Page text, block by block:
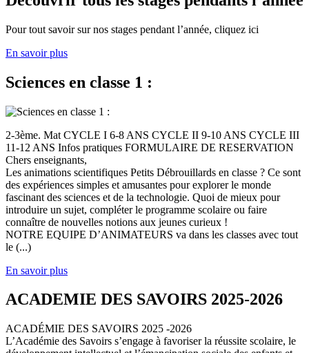
Pour tout savoir sur nos stages pendant l’année, cliquez ici
En savoir plus
Sciences en classe 1 :
2-3ème. Mat CYCLE I 6-8 ANS CYCLE II 9-10 ANS CYCLE III
11-12 ANS Infos pratiques FORMULAIRE DE RESERVATION
Chers enseignants,
Les animations scientifiques Petits Débrouillards en classe ? Ce sont
des expériences simples et amusantes pour explorer le monde
fascinant des sciences et de la technologie. Quoi de mieux pour
introduire un sujet, compléter le programme scolaire ou faire
connaître de nouvelles notions aux jeunes curieux !
NOTRE EQUIPE D’ANIMATEURS va dans les classes avec tout
le (...)
En savoir plus
ACADEMIE DES SAVOIRS 2025-2026
ACADÉMIE DES SAVOIRS 2025 -2026
L’Académie des Savoirs s’engage à favoriser la réussite scolaire, le